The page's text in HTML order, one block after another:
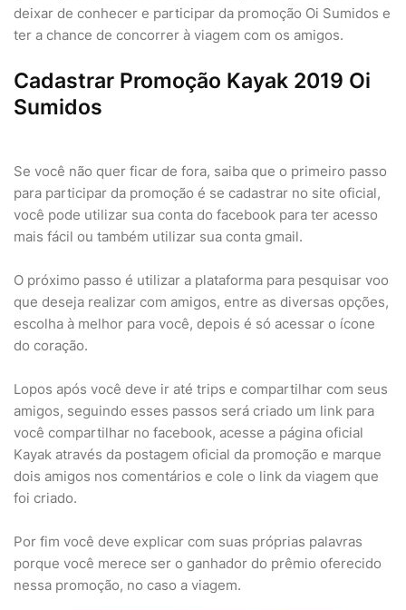
deixar de conhecer e participar da promoção Oi Sumidos e
ter a chance de concorrer à viagem com os amigos.
Cadastrar Promoção Kayak 2019 Oi
Sumidos
Se você não quer ficar de fora, saiba que o primeiro passo
para participar da promoção é se cadastrar no site oficial,
você pode utilizar sua conta do facebook para ter acesso
mais fácil ou também utilizar sua conta gmail.
O próximo passo é utilizar a plataforma para pesquisar voo
que deseja realizar com amigos, entre as diversas opções,
escolha à melhor para você, depois é só acessar o ícone
do coração.
Lopos após você deve ir até trips e compartilhar com seus
amigos, seguindo esses passos será criado um link para
você compartilhar no facebook, acesse a página oficial
Kayak através da postagem oficial da promoção e marque
dois amigos nos comentários e cole o link da viagem que
foi criado.
Por fim você deve explicar com suas próprias palavras
porque você merece ser o ganhador do prêmio oferecido
nessa promoção, no caso a viagem.